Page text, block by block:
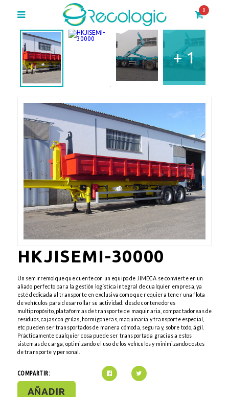
0
+ 1
HKJISEMI-30000
Un semirremolque que cuente con un equipo de JIMECA se convierte en un
aliado perfecto para la gestión logística integral de cualquier empresa, ya
esté dedicada al transporte en exclusiva como que requiera tener una flota
de vehículos para desarrollar su actividad: desde contenedores
multipropósito, plataformas de transporte de maquinaria, compactadoreas de
residuos, cajas con grúas, hormigoneras, maquinaria y transporte especial,
etc pueden ser transportados de manera cómoda, segura y, sobre todo, ágil.
Prácticamente cualquier cosa puede ser transportada gracias a estos
sistemas de carga, optimizando el uso de los vehículos y minimizando costes
de transporte y personal.
COMPARTIR:
AÑADIR